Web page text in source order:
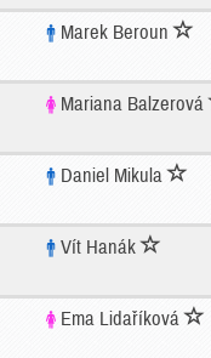
Marek Beroun
Mariana Balzerová
Daniel Mikula
Vít Hanák
Ema Lidaříková